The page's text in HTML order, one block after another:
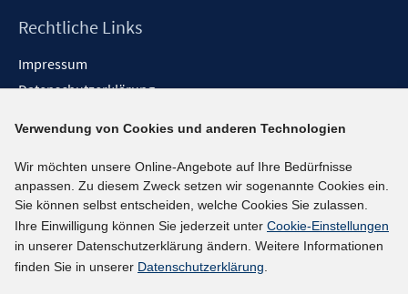
Rechtliche Links
Impressum
Datenschutzerklärung
Barrieren melden
Social-Media-Kanäle
BlueSky
YouTube
LinkedIn
Verwendung von Cookies und anderen Technologien
Wir möchten unsere Online-Angebote auf Ihre Bedürfnisse
anpassen. Zu diesem Zweck setzen wir sogenannte Cookies ein.
Sie können selbst entscheiden, welche Cookies Sie zulassen.
Ihre Einwilligung können Sie jederzeit unter Cookie-Einstellungen
in unserer Datenschutzerklärung ändern. Weitere Informationen
finden Sie in unserer Datenschutzerklärung.